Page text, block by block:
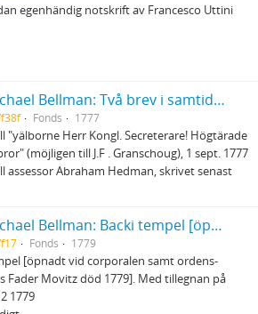
egenhändig notskrift av Francesco Uttini
Carl Michael Bellman: Två brev i samtida avskrift
Fonds 1777
"yälborne Herr Kongl. Secreterare! Högtärade
(möjligen till J.F . Granschoug), 1 sept. 1777
assessor Abraham Hedman, skrivet senast
Carl Michael Bellman: Backi tempel [öpnadt vid corporalen samt ordens-oboistens Fader Movitz död 1779]
Fonds 1779
[öpnadt vid corporalen samt ordens-
Fader Movitz död 1779]. Med tillegnan på
1779